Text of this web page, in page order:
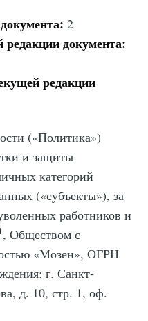
2
документа:
редакции
(«Политика»)
и защиты
категорий
(«субъекты»), за
работников и
, Обществом с
«Мозен», ОГРН
г. Санкт-
д. 10, стр. 1, оф.